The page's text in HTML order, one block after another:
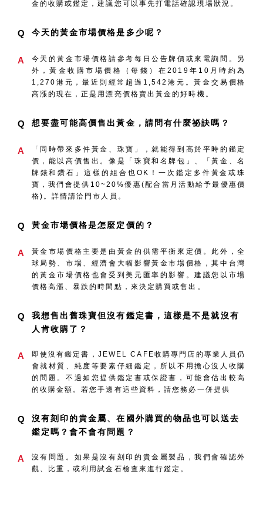
金的收購或鑑定，建議您可以事先打電話確認現場狀況。
Q 今天的黃金市場價格是多少呢？
A
今天的黃金市場價格請參考每日公告牌價或來電詢問。另
外，黃金收購市場價格（每錢）在2019年10月時約為
1,270港元，最近則經常超過1,542港元。黃金交易價格
高漲的現在，正是用漂亮價格賣出黃金的好時機。
Q 想要盡可能高價售出黃金，請問有什麼祕訣嗎？
A
「同時帶來多件黃金、珠寶」，就能得到高於平時的鑑定
價，能以高價售出。像是「珠寶和名牌包」、「黃金、名
牌錶和鑽石」這樣的組合也OK！一次鑑定多件黃金或珠
寶，我們會提供10~20%優惠(配合當月活動給予最優惠價
格)。詳情請洽門市人員。
Q 黃金市場價格是怎麼定價的？
A
黃金市場價格主要是由黃金的供需平衡來定價。此外，全
球局勢、市場、經濟會大幅影響黃金市場價格，其中台灣
的黃金市場價格也會受到美元匯率的影響。建議您以市場
價格高漲、暴跌的時間點，來決定購買或售出。
Q
我想售出舊珠寶但沒有鑑定書，這樣是不是就沒有
人肯收購了？
A
即使沒有鑑定書，JEWEL CAFE收購專門店的專業人員仍
會就材質、純度等要素仔細鑑定，所以不用擔心沒人收購
的問題。不過如您提供鑑定書或保證書，可能會估出較高
的收購金額。若您手邊有這些資料，請您務必一併提供
Q
沒有刻印的貴金屬、在國外購買的物品也可以送去
鑑定嗎？會不會有問題？
A
沒有問題。如果是沒有刻印的貴金屬製品，我們會確認外
觀、比重，或利用試金石檢查來進行鑑定。